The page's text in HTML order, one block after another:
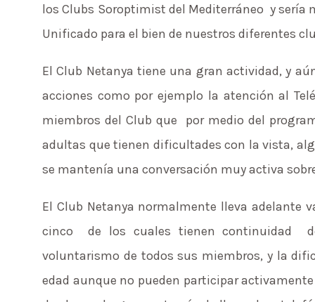
los Clubs Soroptimist del Mediterráneo y sería
Unificado para el bien de nuestros diferentes
El Club Netanya tiene una gran actividad, y
acciones como por ejemplo la atención al
miembros del Club que por medio del
adultas que tienen dificultades con la vista,
se mantenía una conversación muy activa
El Club Netanya normalmente lleva adelante
cinco de los cuales tienen continuidad
voluntarismo de todos sus miembros, y la
edad aunque no pueden participar